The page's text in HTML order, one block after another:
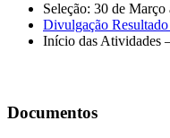
Seleção: 30 de
Divulgação
Início das Atividades
Documentos